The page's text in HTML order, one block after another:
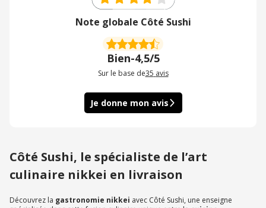
Note globale Côté Sushi
Bien-4,5/5
Sur le base de35 avis
Je donne mon avis
Côté Sushi, le spécialiste de l’art
culinaire nikkei en livraison
Découvrez la gastronomie nikkei avec Côté Sushi, une enseigne